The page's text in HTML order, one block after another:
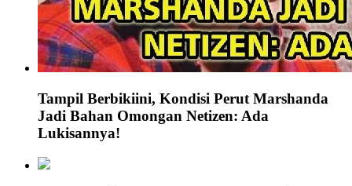
Tampil Berbikiini, Kondisi Perut Marshanda
Jadi Bahan Omongan Netizen: Ada
Lukisannya!